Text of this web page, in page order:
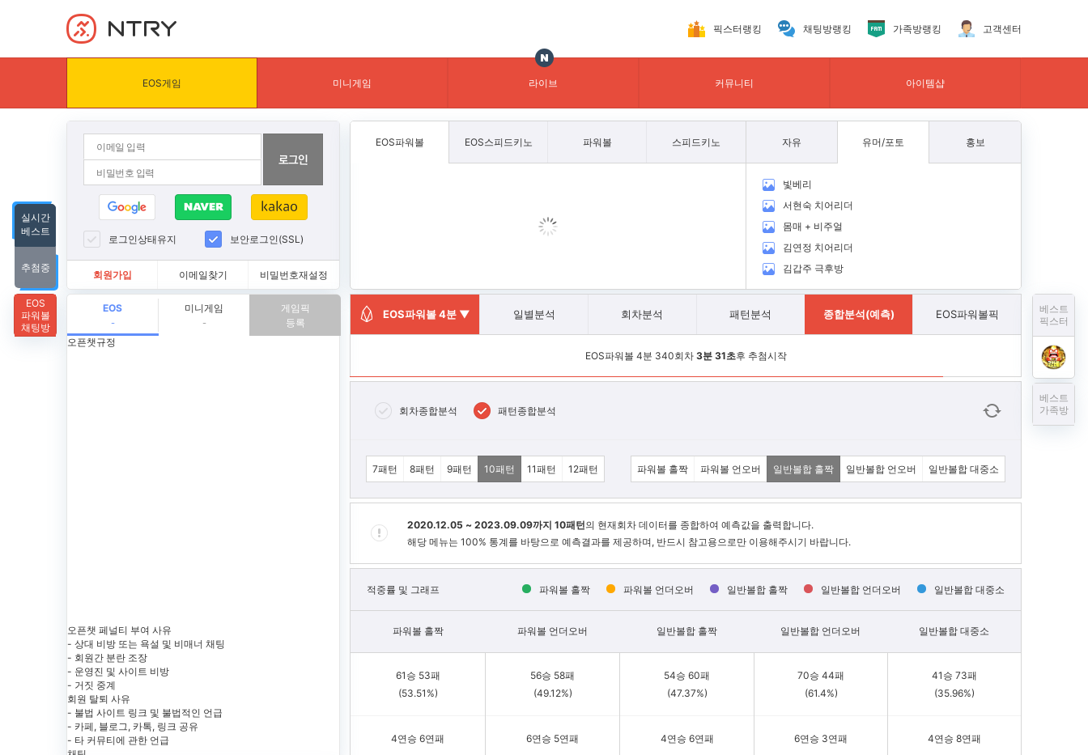
NTRY 픽스터랭킹 채팅방랭킹 가족방랭킹 고객센터
EOS게임 미니게임 라이브 커뮤니티 아이템샵
로그인상태유지 보안로그인(SSL)
회원가입 이메일찾기 비밀번호재설정
EOS
-
미니게임
-
게임픽
등록
EOS파워볼 EOS스피드키노 파워볼 스피드키노 자유 유머/포토 홍보
빛베리
서현숙 치어리더
몸매 + 비주얼
김연정 치어리더
김갑주 극후방
실시간
베스트
추첨중
EOS
파워볼
채팅방
베스트
픽스터
베스트
가족방
EOS파워볼 4분 ▼ 일별분석 회차분석 패턴분석 종합분석(예측) EOS파워볼픽
EOS파워볼 4분 340회차 3분 31초후 추첨시작
회차종합분석 패턴종합분석
7패턴 8패턴 9패턴 10패턴 11패턴 12패턴 파워볼 홀짝 파워볼 언오버 일반볼합 홀짝 일반볼합 언오버 일반볼합 대중소
2020.12.05 ~ 2023.09.09까지 10패턴의 현재회차 데이터를 종합하여 예측값을 출력합니다.
해당 메뉴는 100% 통계를 바탕으로 예측결과를 제공하며, 반드시 참고용으로만 이용해주시기 바랍니다.
적중률 및 그래프 파워볼 홀짝 파워볼 언더오버 일반볼합 홀짝 일반볼합 언더오버 일반볼합 대중소
파워볼 홀짝 파워볼 언더오버 일반볼합 홀짝 일반볼합 언더오버 일반볼합 대중소
61승 53패
(53.51%)
56승 58패
(49.12%)
54승 60패
(47.37%)
70승 44패
(61.4%)
41승 73패
(35.96%)
4연승 6연패 6연승 5연패 4연승 6연패 6연승 3연패 4연승 8연패